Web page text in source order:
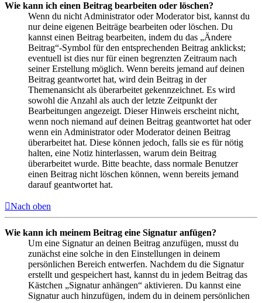
Wie kann ich einen Beitrag bearbeiten oder löschen?
Wenn du nicht Administrator oder Moderator bist, kannst du
nur deine eigenen Beiträge bearbeiten oder löschen. Du
kannst einen Beitrag bearbeiten, indem du das „Ändere
Beitrag“-Symbol für den entsprechenden Beitrag anklickst;
eventuell ist dies nur für einen begrenzten Zeitraum nach
seiner Erstellung möglich. Wenn bereits jemand auf deinen
Beitrag geantwortet hat, wird dein Beitrag in der
Themenansicht als überarbeitet gekennzeichnet. Es wird
sowohl die Anzahl als auch der letzte Zeitpunkt der
Bearbeitungen angezeigt. Dieser Hinweis erscheint nicht,
wenn noch niemand auf deinen Beitrag geantwortet hat oder
wenn ein Administrator oder Moderator deinen Beitrag
überarbeitet hat. Diese können jedoch, falls sie es für nötig
halten, eine Notiz hinterlassen, warum dein Beitrag
überarbeitet wurde. Bitte beachte, dass normale Benutzer
einen Beitrag nicht löschen können, wenn bereits jemand
darauf geantwortet hat.
Nach oben
Wie kann ich meinem Beitrag eine Signatur anfügen?
Um eine Signatur an deinen Beitrag anzufügen, musst du
zunächst eine solche in den Einstellungen in deinem
persönlichen Bereich entwerfen. Nachdem du die Signatur
erstellt und gespeichert hast, kannst du in jedem Beitrag das
Kästchen „Signatur anhängen“ aktivieren. Du kannst eine
Signatur auch hinzufügen, indem du in deinem persönlichen